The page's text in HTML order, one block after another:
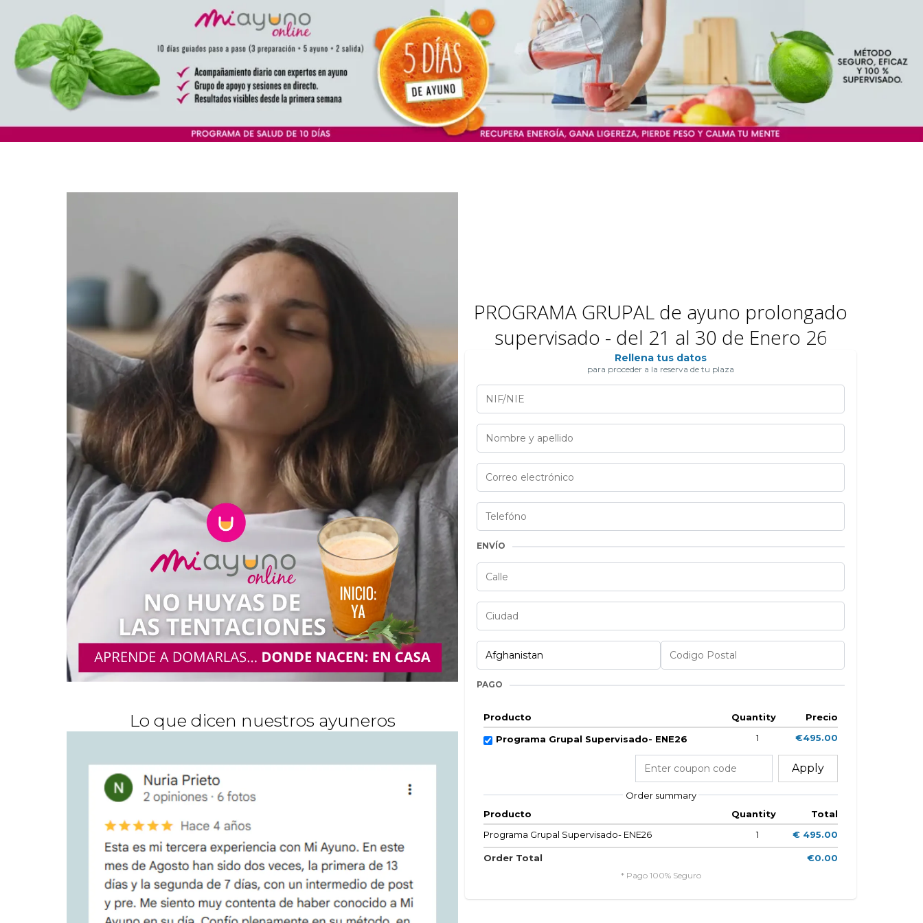
Lo que dicen nuestros ayuneros
PROGRAMA GRUPAL de ayuno prolongado
supervisado - del 21 al 30 de Enero 26
Rellena tus datos
para proceder a la reserva de tu plaza
ENVÍO
PAGO
Producto Quantity
Precio
Programa Grupal Supervisado- ENE26
1 €495.00
Apply
Order summary
Producto
Quantity
Total
Programa Grupal Supervisado- ENE26
1 € 495.00
Order Total €0.00
* Pago 100% Seguro